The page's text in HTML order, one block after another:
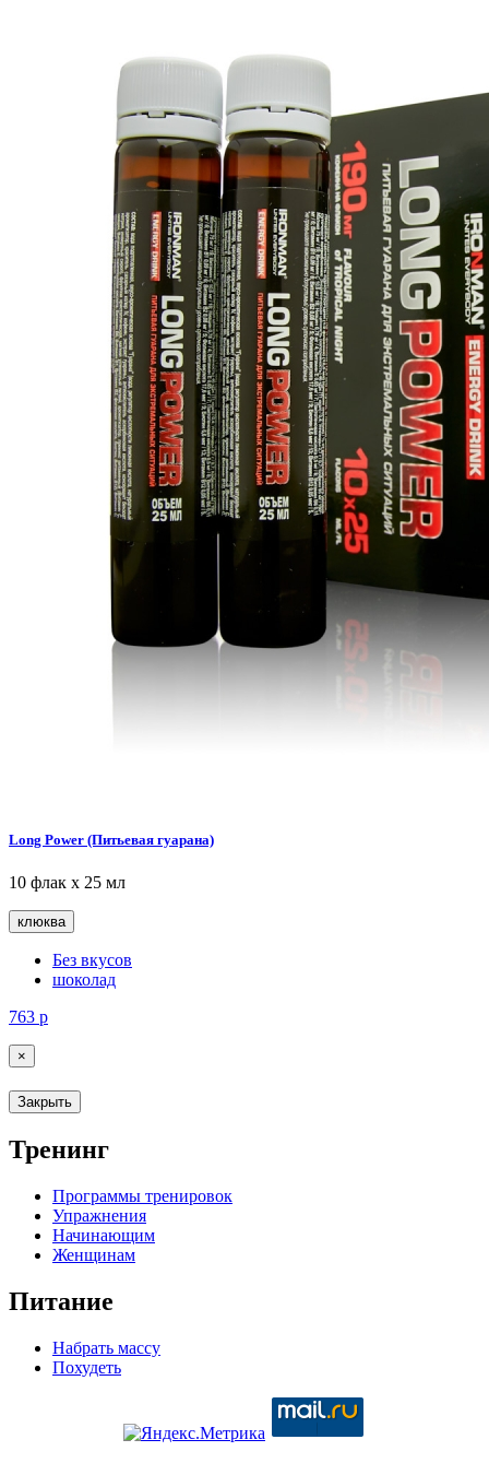
Long Power (Питьевая гуарана)
10 флак х 25 мл
клюква
Без вкусов
шоколад
763 р
×
Закрыть
Тренинг
Программы тренировок
Упражнения
Начинающим
Женщинам
Питание
Набрать массу
Похудеть